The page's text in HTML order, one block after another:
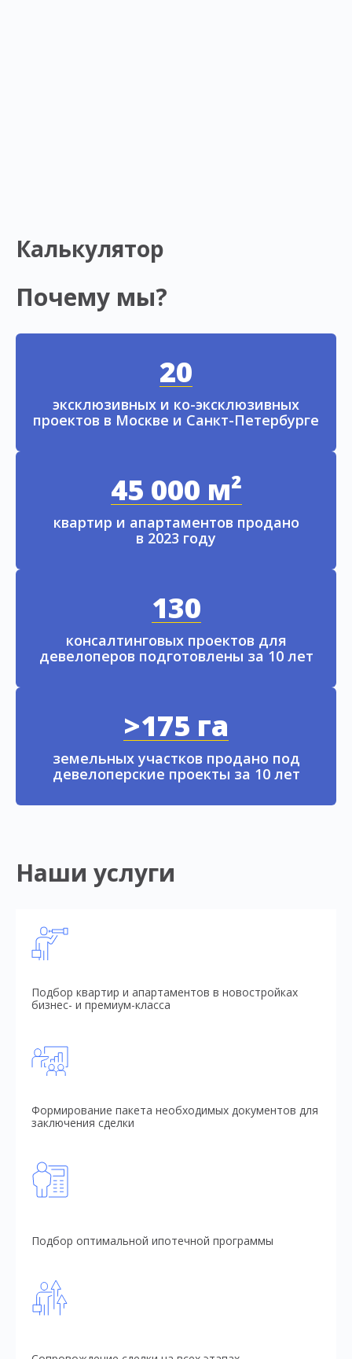
Калькулятор
Почему мы?
20
эксклюзивных и ко-эксклюзивных
проектов в Москве и Санкт-Петербурге
45 000 м²
квартир и апартаментов продано
в 2023 году
130
консалтинговых проектов для
девелоперов подготовлены за 10 лет
>175 га
земельных участков продано под
девелоперские проекты за 10 лет
Наши услуги
Подбор квартир и апартаментов в новостройках
бизнес- и премиум-класса
Формирование пакета необходимых документов для
заключения сделки
Подбор оптимальной ипотечной программы